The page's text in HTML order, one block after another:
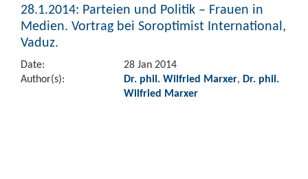
28.1.2014: Parteien und Politik – Frauen in
Medien. Vortrag bei Soroptimist International,
Vaduz.
Date:
28 Jan 2014
Author(s):
Dr. phil. Wilfried Marxer, Dr. phil.
Wilfried Marxer